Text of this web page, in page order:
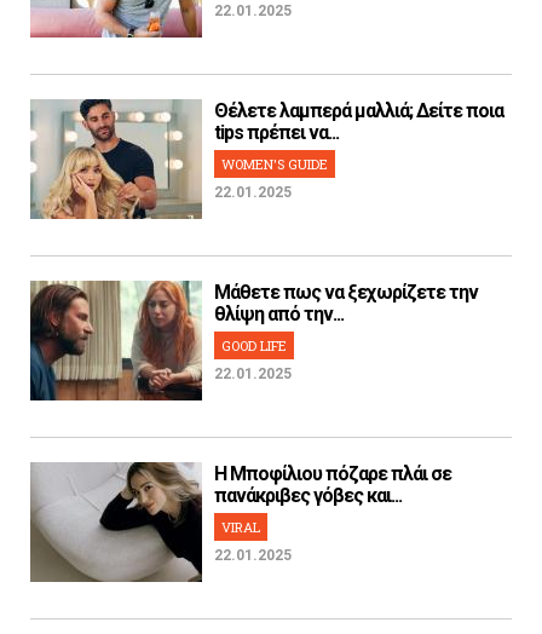
22.01.2025
Θέλετε λαμπερά μαλλιά; Δείτε ποια
tips πρέπει να...
WOMEN'S GUIDE
22.01.2025
Μάθετε πως να ξεχωρίζετε την
θλίψη από την...
GOOD LIFE
22.01.2025
H Μποφίλιου πόζαρε πλάι σε
πανάκριβες γόβες και...
VIRAL
22.01.2025